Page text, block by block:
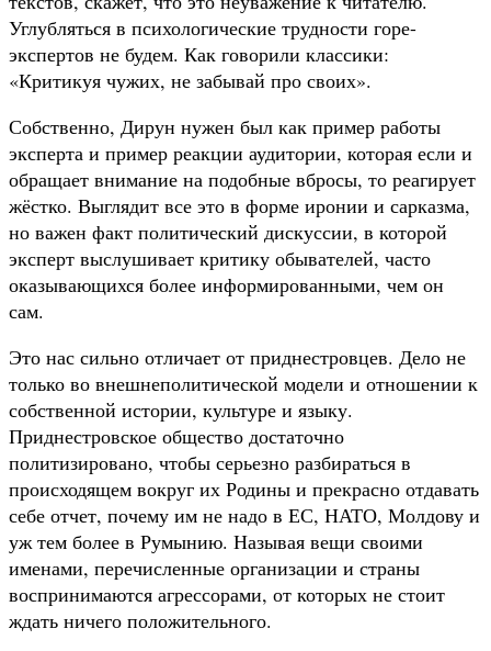
Углубляться в психологические трудности горе-
экспертов не будем. Как говорили классики:
«Критикуя чужих, не забывай про своих».
Собственно, Дирун нужен был как пример работы
эксперта и пример реакции аудитории, которая если и
обращает внимание на подобные вбросы, то реагирует
жёстко. Выглядит все это в форме иронии и сарказма,
но важен факт политический дискуссии, в которой
эксперт выслушивает критику обывателей, часто
оказывающихся более информированными, чем он
сам.
Это нас сильно отличает от приднестровцев. Дело не
только во внешнеполитической модели и отношении к
собственной истории, культуре и языку.
Приднестровское общество достаточно
политизировано, чтобы серьезно разбираться в
происходящем вокруг их Родины и прекрасно отдавать
себе отчет, почему им не надо в ЕС, НАТО, Молдову и
уж тем более в Румынию. Называя вещи своими
именами, перечисленные организации и страны
воспринимаются агрессорами, от которых не стоит
ждать ничего положительного.